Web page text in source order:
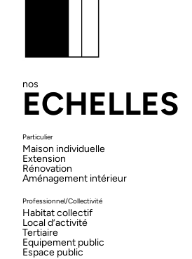
nos
ECHELLES
Particulier
Maison individuelle
Extension
Rénovation
Aménagement intérieur
Professionnel/Collectivité
Habitat collectif
Local d’activité
Tertiaire
Equipement public
Espace public